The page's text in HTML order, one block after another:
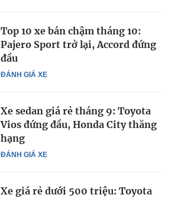
ĐÁNH GIÁ XE
Top 10 xe bán chậm tháng 10:
Pajero Sport trở lại, Accord đứng
đầu
ĐÁNH GIÁ XE
Xe sedan giá rẻ tháng 9: Toyota
Vios đứng đầu, Honda City thăng
hạng
Xe giá rẻ dưới 500 triệu: Toyota